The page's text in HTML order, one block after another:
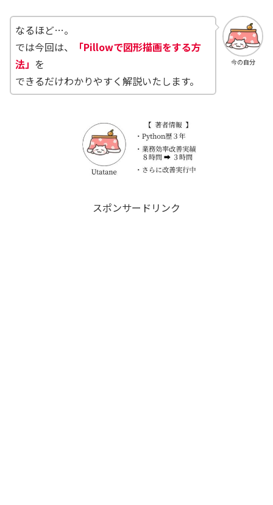
今の自分
なるほど…。
では今回は、
「Pillowで図形描画をする方
法」 を
できるだけわかりやすく解説いたします。
スポンサードリンク